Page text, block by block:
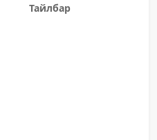
Тайлбар